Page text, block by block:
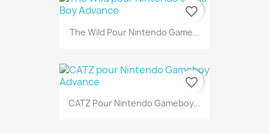
The Wild Pour Nintendo Game...
favorite_border
CATZ Pour Nintendo Gameboy...
favorite_border